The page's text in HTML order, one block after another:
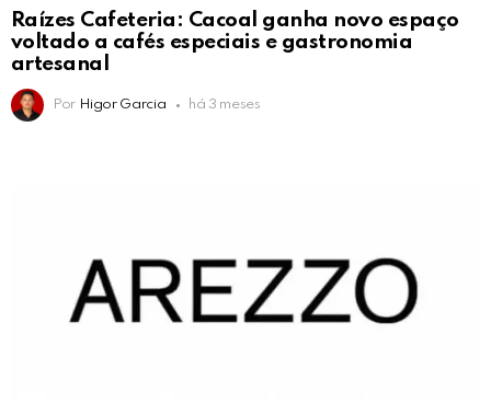
Raízes Cafeteria: Cacoal ganha novo espaço
voltado a cafés especiais e gastronomia
artesanal
Por Higor Garcia há 3 meses